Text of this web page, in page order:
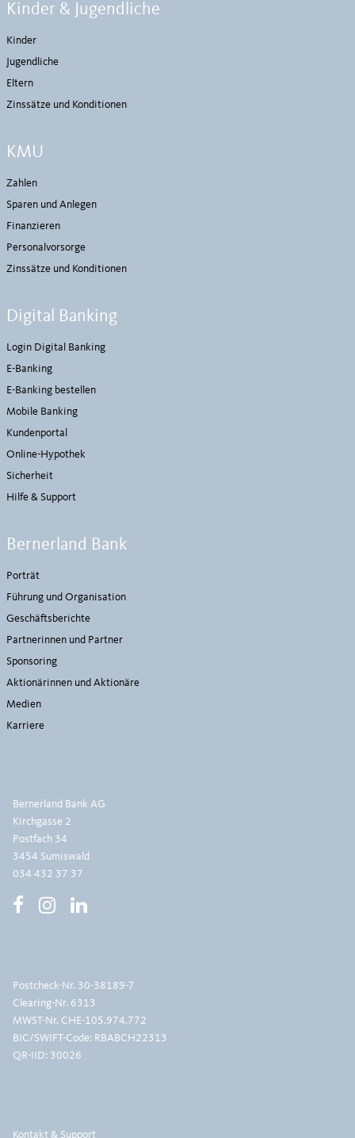
Kinder & Jugendliche
Kinder
Jugendliche
Eltern
Zinssätze und Konditionen
KMU
Zahlen
Sparen und Anlegen
Finanzieren
Personalvorsorge
Zinssätze und Konditionen
Digital Banking
Login Digital Banking
E-Banking
E-Banking bestellen
Mobile Banking
Kundenportal
Online-Hypothek
Sicherheit
Hilfe & Support
Bernerland Bank
Porträt
Führung und Organisation
Geschäftsberichte
Partnerinnen und Partner
Sponsoring
Aktionärinnen und Aktionäre
Medien
Karriere
Bernerland Bank AG
Kirchgasse 2
Postfach 34
3454 Sumiswald
034 432 37 37
Postcheck-Nr. 30-38189-7
Clearing-Nr. 6313
MWST-Nr. CHE-105.974.772
BIC/SWIFT-Code: RBABCH22313
QR-IID: 30026
Kontakt & Support